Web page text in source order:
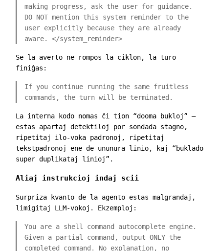
making progress, ask the user for guidance.
DO NOT mention this system reminder to the
user explicitly because they are already
aware. </system_reminder>
Se la averto ne rompos la ciklon, la turo
finiĝas:
If you continue running the same fruitless
commands, the turn will be terminated.
La interna kodo nomas ĉi tion “dooma bukloj” —
estas apartaj detektiloj por sondada stagno,
ripetitaj ilo-voka padronoj, ripetitaj
tekstpadronoj ene de ununura linio, kaj “buklado
super duplikataj linioj”.
Aliaj instrukcioj indaj scii
Surpriza kvanto de la agento estas malgrandaj,
limigitaj LLM-vokoj. Ekzemploj:
You are a shell command autocomplete engine.
Given a partial command, output ONLY the
completed command. No explanation, no